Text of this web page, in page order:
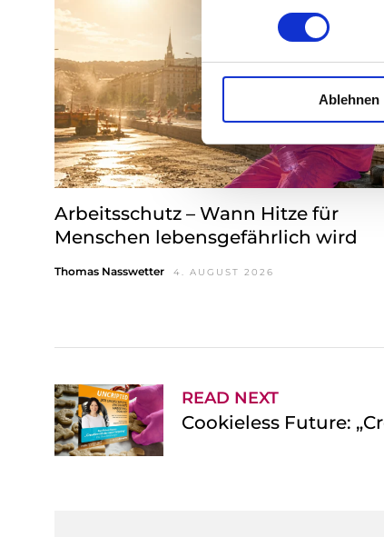
i
l
i
g
u
n
g
s
u
Ablehnen
Arbeitsschutz – Wann Hitze für
Menschen lebensgefährlich wird
Thomas Nasswetter 4. AUGUST 2026
READ NEXT
Cookieless Future: